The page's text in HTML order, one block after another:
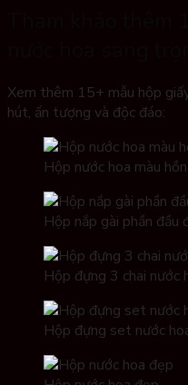
Xem thêm 15+ mẫu hộp
hút, ấn tượng và độc đáo:
Hộp nước hoa màu
Hộp nắp gài phần đầu
Hộp đựng 3 chai nước
Hộp đựng set nước